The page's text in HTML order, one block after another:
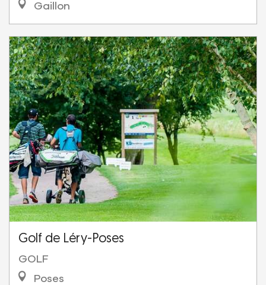
Gaillon
Golf de Léry-Poses
GOLF
Poses